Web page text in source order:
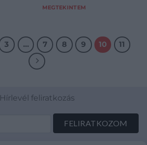
MEGTEKINTEM
3 … 7 8 9 10 11
Hírlevél feliratkozás